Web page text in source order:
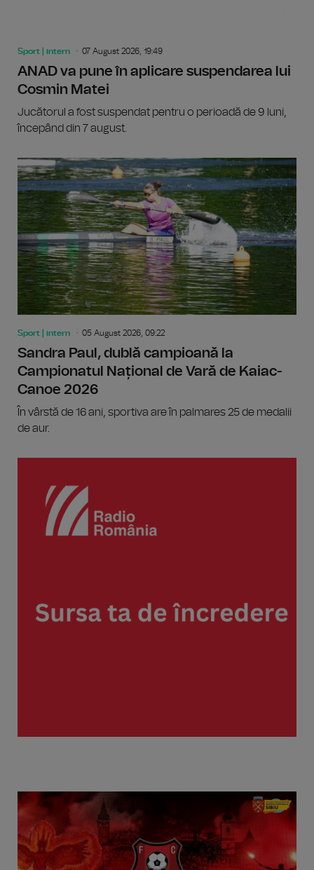
Sport | intern 07 August 2026, 19:49
ANAD va pune în aplicare suspendarea lui
Cosmin Matei
Jucătorul a fost suspendat pentru o perioadă de 9 luni,
începând din 7 august.
Sport | intern 05 August 2026, 09:22
Sandra Paul, dublă campioană la
Campionatul Național de Vară de Kaiac-
Canoe 2026
În vârstă de 16 ani, sportiva are în palmares 25 de medalii
de aur.